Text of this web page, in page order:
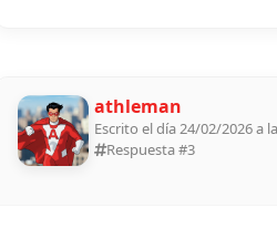
athleman
Escrito el día 24/02/2026 a
Respuesta #3